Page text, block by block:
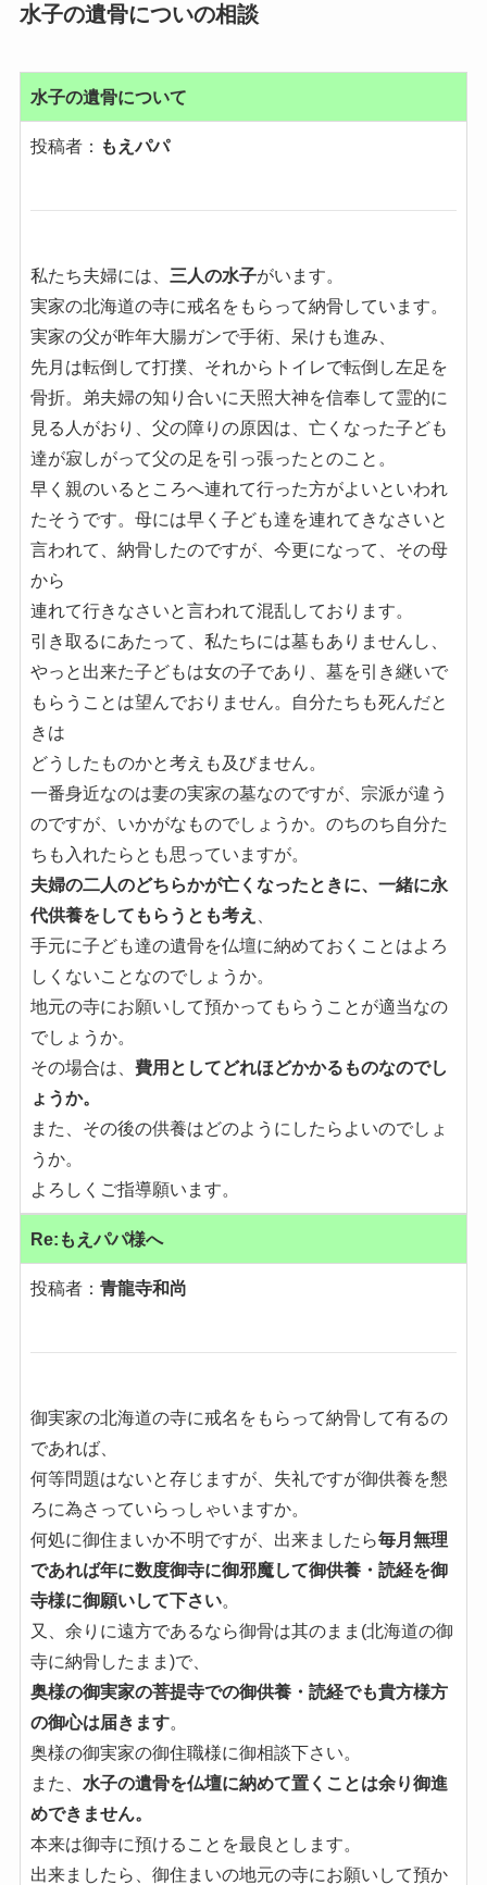
水子の遺骨についの相談
水子の遺骨について
投稿者： もえパパ
私たち夫婦には、 三人の水子がいます。
実家の北海道の寺に戒名をもらって納骨しています。
実家の父が昨年大腸ガンで手術、呆けも進み、
先月は転倒して打撲、それからトイレで転倒し左足を
骨折。弟夫婦の知り合いに天照大神を信奉して霊的に
見る人がおり、父の障りの原因は、亡くなった子ども
達が寂しがって父の足を引っ張ったとのこと。
早く親のいるところへ連れて行った方がよいといわれ
たそうです。母には早く子ども達を連れてきなさいと
言われて、納骨したのですが、今更になって、その母
から
連れて行きなさいと言われて混乱しております。
引き取るにあたって、私たちには墓もありませんし、
やっと出来た子どもは女の子であり、墓を引き継いで
もらうことは望んでおりません。自分たちも死んだと
きは
どうしたものかと考えも及びません。
一番身近なのは妻の実家の墓なのですが、宗派が違う
のですが、いかがなものでしょうか。のちのち自分た
ちも入れたらとも思っていますが。
夫婦の二人のどちらかが亡くなったときに、一緒に永
代供養をしてもらうとも考え
手元に子ども達の遺骨を仏壇に納めておくことはよろ
しくないことなのでしょうか。
地元の寺にお願いして預かってもらうことが適当なの
でしょうか。
その場合は、 費用としてどれほどかかるものなのでし
ょうか。
また、その後の供養はどのようにしたらよいのでしょ
うか。
よろしくご指導願います。
Re:もえパパ様へ
投稿者： 青龍寺和尚
御実家の北海道の寺に戒名をもらって納骨して有るの
であれば、
何等問題はないと存じますが、失礼ですが御供養を懇
ろに為さっていらっしゃいますか。
何処に御住まいか不明ですが、出来ましたら毎月無理
であれば年に数度御寺に御邪魔して御供養・読経を御
寺様に御願いして下さい。
又、余りに遠方であるなら御骨は其のまま(北海道の御
寺に納骨したまま)で、
奥様の御実家の菩提寺での御供養・読経でも貴方様方
の御心は届きます。
奥様の御実家の御住職様に御相談下さい。
また、 水子の遺骨を仏壇に納めて置くことは余り御進
めできません。
本来は御寺に預けることを最良とします。
出来ましたら、御住まいの地元の寺にお願いして預か